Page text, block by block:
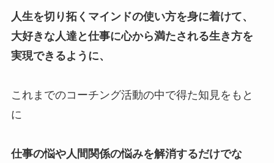
人生を切り拓くマインドの使い方を身に着けて、
大好きな人達と仕事に心から満たされる生き方を
実現できるように、
これまでのコーチング活動の中で得た知見をもと
に
仕事の悩や人間関係の悩みを解消するだけでな